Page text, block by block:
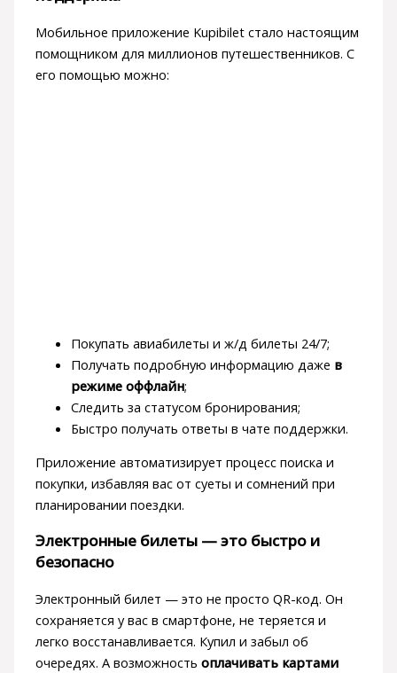
Мобильное приложение Kupibilet стало настоящим
помощником для миллионов путешественников. С
его помощью можно:
Покупать авиабилеты и ж/д билеты 24/7;
Получать подробную информацию даже в
режиме оффлайн;
Следить за статусом бронирования;
Быстро получать ответы в чате поддержки.
Приложение автоматизирует процесс поиска и
покупки, избавляя вас от суеты и сомнений при
планировании поездки.
Электронные билеты — это быстро и
безопасно
Электронный билет — это не просто QR-код. Он
сохраняется у вас в смартфоне, не теряется и
легко восстанавливается. Купил и забыл об
очередях. А возможность оплачивать картами